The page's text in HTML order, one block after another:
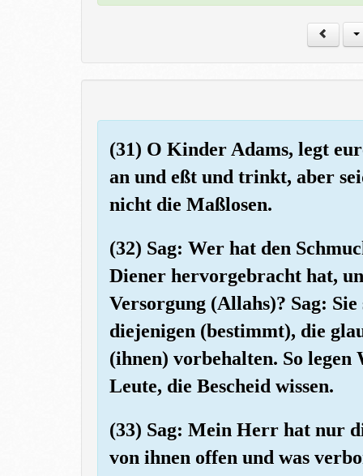
(31) O Kinder Adams, legt
an und eßt und trinkt, aber
nicht die Maßlosen.
(32) Sag: Wer hat den
Diener hervorgebracht hat,
Versorgung (Allahs)? Sag:
diejenigen (bestimmt), die
(ihnen) vorbehalten. So
Leute, die Bescheid wissen.
(33) Sag: Mein Herr hat nur
von ihnen offen und was